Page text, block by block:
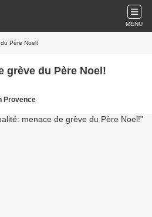
MENU
Père Noel!
grève du Père Noel!
Provence